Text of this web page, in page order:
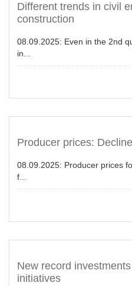
Different trends in civil
construction
08.09.2025: Even in the 2nd
in...
Producer prices:
08.09.2025: Producer prices
f...
New record
initiatives